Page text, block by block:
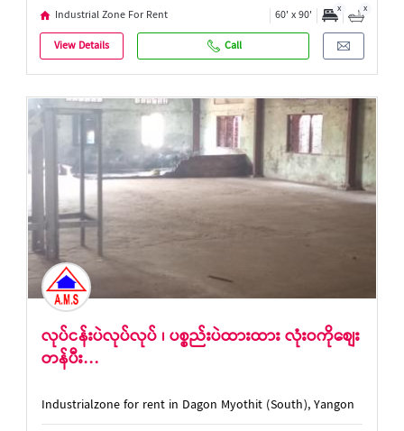
Industrial Zone For Rent 60' x 90' x x
View Details Call
လုပ်ငန်းပဲလုပ်လုပ် ၊ ပစ္စည်းပဲထားထား လုံးဝကိုစျေး
တန်ပီး…
Industrialzone for rent in Dagon Myothit (South), Yangon